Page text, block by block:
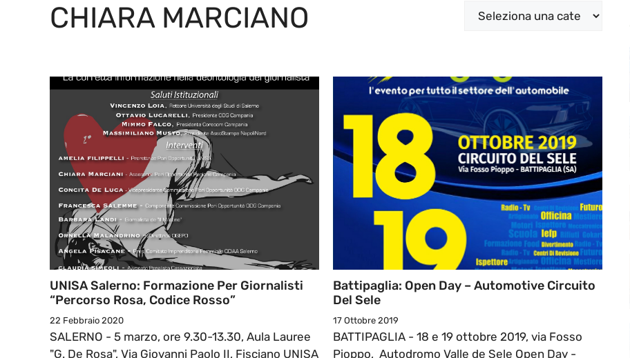
CHIARA MARCIANO Categorie
UNISA Salerno: Formazione Per Giornalisti
“Percorso Rosa, Codice Rosso”
22 Febbraio 2020
SALERNO - 5 marzo, ore 9.30-13.30, Aula Lauree
"G. De Rosa", Via Giovanni Paolo II, Fisciano UNISA
Battipaglia: Open Day – Automotive Circuito
Del Sele
17 Ottobre 2019
BATTIPAGLIA - 18 e 19 ottobre 2019, via Fosso
Pioppo, Autodromo Valle de Sele Open Day -